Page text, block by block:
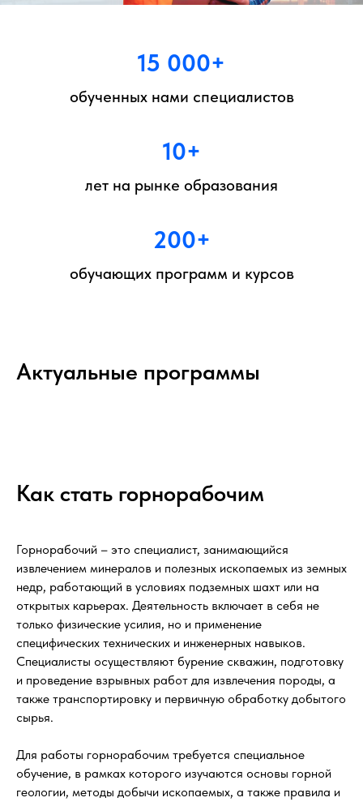
15 000+
обученных нами специалистов
10+
лет на рынке образования
200+
обучающих программ и курсов
Актуальные программы
Как стать горнорабочим
Горнорабочий – это специалист, занимающийся
извлечением минералов и полезных ископаемых из земных
недр, работающий в условиях подземных шахт или на
открытых карьерах. Деятельность включает в себя не
только физические усилия, но и применение
специфических технических и инженерных навыков.
Специалисты осуществляют бурение скважин, подготовку
и проведение взрывных работ для извлечения породы, а
также транспортировку и первичную обработку добытого
сырья.
Для работы горнорабочим требуется специальное
обучение, в рамках которого изучаются основы горной
геологии, методы добычи ископаемых, а также правила и